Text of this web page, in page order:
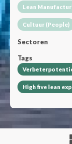
Lean
Cultuur (People)
Sectoren
Tags
High five lean